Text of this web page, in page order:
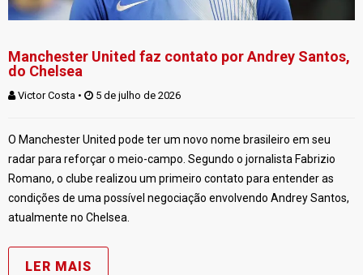
Manchester United faz contato por Andrey Santos,
do Chelsea
Victor Costa • 5 de julho de 2026
O Manchester United pode ter um novo nome brasileiro em seu
radar para reforçar o meio-campo. Segundo o jornalista Fabrizio
Romano, o clube realizou um primeiro contato para entender as
condições de uma possível negociação envolvendo Andrey Santos,
atualmente no Chelsea.
LER MAIS